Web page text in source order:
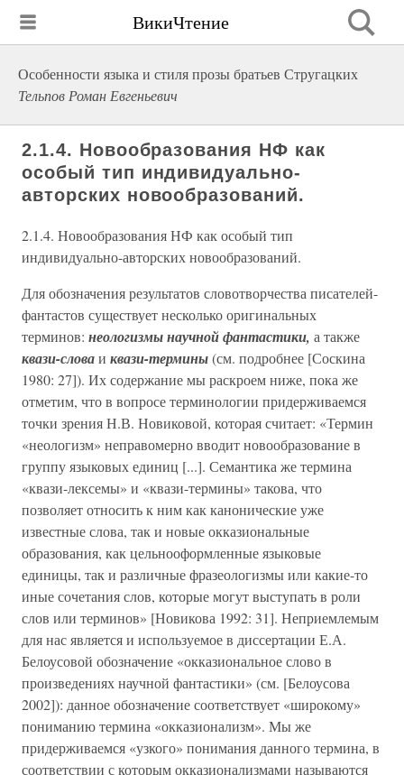
ВикиЧтение
Особенности языка и стиля прозы братьев Стругацких
Тельпов Роман Евгеньевич
2.1.4. Новообразования НФ как
особый тип индивидуально-
авторских новообразований.
2.1.4. Новообразования НФ как особый тип
индивидуально-авторских новообразований.
Для обозначения результатов словотворчества писателей-
фантастов существует несколько оригинальных
терминов: неологизмы научной фантастики, а также
квази-словаи квази-термины(см. подробнее [Соскина
1980: 27]). Их содержание мы раскроем ниже, пока же
отметим, что в вопросе терминологии придерживаемся
точки зрения Н.В. Новиковой, которая считает: «Термин
«неологизм» неправомерно вводит новообразование в
группу языковых единиц [...]. Семантика же термина
«квази-лексемы» и «квази-термины» такова, что
позволяет относить к ним как канонические уже
известные слова, так и новые окказиональные
образования, как цельнооформленные языковые
единицы, так и различные фразеологизмы или какие-то
иные сочетания слов, которые могут выступать в роли
слов или терминов» [Новикова 1992: 31]. Неприемлемым
для нас является и используемое в диссертации Е.А.
Белоусовой обозначение «окказиональное слово в
произведениях научной фантастики» (см. [Белоусова
2002]): данное обозначение соответствует «широкому»
пониманию термина «окказионализм». Мы же
придерживаемся «узкого» понимания данного термина, в
соответствии с которым окказионализмами называются